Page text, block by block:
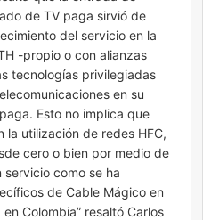
de TV paga sirvió de
del servicio en la
-propio o con alianzas
tecnologías privilegiadas
en su
Esto no implica que
la utilización de redes HFC,
cero o bien por medio de
como se ha
de Cable Mágico en
Colombia” resaltó Carlos